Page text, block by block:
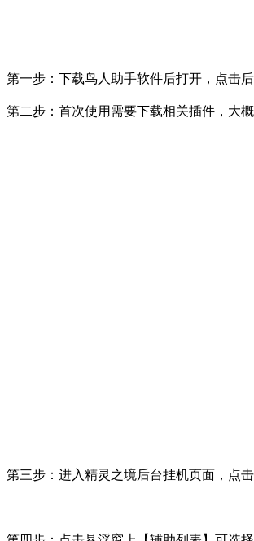
第一步：下载鸟人助手软件后打开，点击
第二步：首次使用需要下载相关插件，大
第三步：进入精灵之境后台挂机页面，点